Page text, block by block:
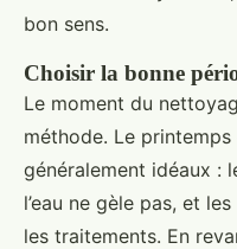
bon sens.
Choisir la bonne
Le moment du
méthode. Le printemps
généralement idéaux :
l’eau ne gèle pas, et
les traitements. En